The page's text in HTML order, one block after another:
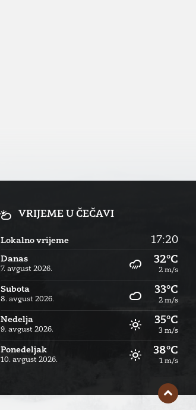
VRIJEME U ČEČAVI
Lokalno vrijeme 17:20
Danas
7. avgust 2026.
32°C
2 m/s
Subota
8. avgust 2026.
33°C
2 m/s
Nedelja
9. avgust 2026.
35°C
3 m/s
Ponedeljak
10. avgust 2026.
38°C
1 m/s